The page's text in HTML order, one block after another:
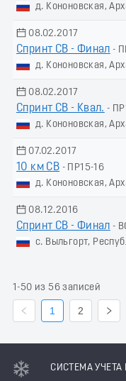
д. Кононовская,
08.02.2017
Спринт СВ - Финал -
д. Кононовская,
08.02.2017
Спринт СВ - Квал. -
д. Кононовская,
07.02.2017
10 км СВ - ПР15-16
д. Кононовская,
08.12.2016
Спринт СВ - Финал -
с. Выльгорт,
1-50 из 56 записей
1 2
СИСТЕМА